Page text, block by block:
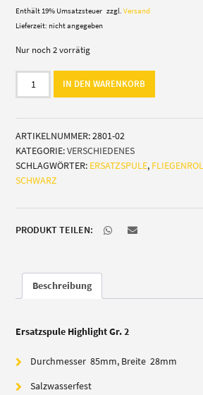
Preis
war:
165,50 €
Enthält 19% Umsatzsteuer zzgl.Versand
Lieferzeit: nicht angegeben
Nur noch 2 vorrätig
Ersatzspule
2
Menge
IN DEN WARENKORB
ARTIKELNUMMER:2801-02
KATEGORIE:VERSCHIEDENES
SCHLAGWÖRTER: ERSATZSPULE,
SCHWARZ
PRODUKT TEILEN:
Beschreibung
Ersatzspule Highlight Gr. 2
Durchmesser 85mm, Breite 28mm
Salzwasserfest